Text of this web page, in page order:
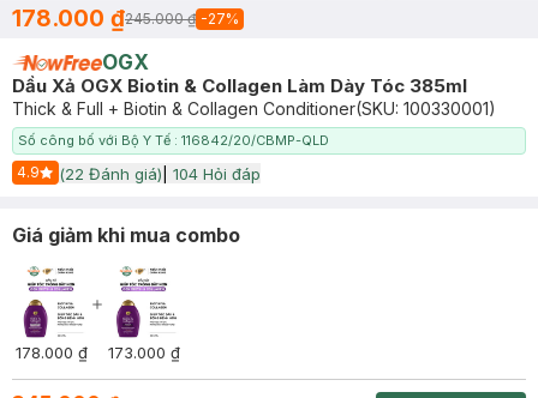
178.000 ₫245.000 ₫ -27%
OGX
Dầu Xả OGX Biotin & Collagen Làm Dày Tóc 385ml
Thick & Full + Biotin & Collagen Conditioner(SKU: 100330001)
Số công bố với Bộ Y Tế : 116842/20/CBMP-QLD
4.9
Start Icon
(22 Đánh giá) 104 Hỏi đáp
Giá giảm khi mua combo
178.000 ₫ 173.000 ₫